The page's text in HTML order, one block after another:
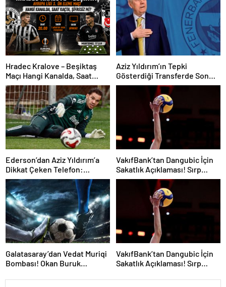
Hradec Kralove – Beşiktaş
Maçı Hangi Kanalda, Saat
Kaçta, Şifresiz Mi?
Aziz Yıldırım’ın Tepki
Gösterdiği Transferde Son
Durum! Oyuncunun Geleceği
Ederson’dan Aziz Yıldırım’a
Dikkat Çeken Telefon:
“Fenerbahçe’de Kalmak
İstiyorum” Mesajı
VakıfBank’tan Dangubic İçin
Sakatlık Açıklaması! Sırp
Yıldız Ameliyat Olacak
Galatasaray’dan Vedat Muriqi
Bombası! Okan Buruk
VakıfBank’tan Dangubic İçin
Sakatlık Açıklaması! Sırp